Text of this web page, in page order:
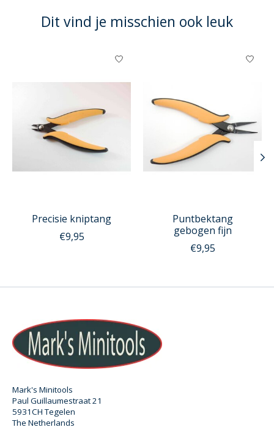
Dit vind je misschien ook leuk
Items van productcarrousel
Precisie kniptang
€9,95
Puntbektang
gebogen fijn
€9,95
Mark's Minitools
Paul Guillaumestraat 21
5931CH Tegelen
The Netherlands